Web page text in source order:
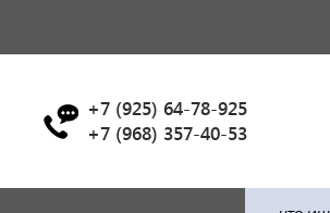
+7 (925) 64-78-925
+7 (968) 357-40-53